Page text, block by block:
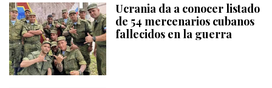
Ucrania da a conocer listado
de 54 mercenarios cubanos
fallecidos en la guerra